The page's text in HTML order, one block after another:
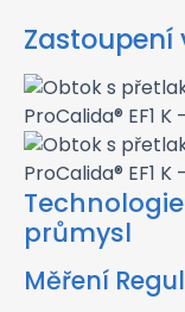
Zastoupení
průmysl
Měření